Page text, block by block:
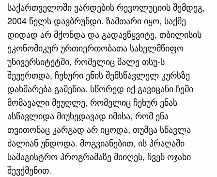
საქართველოში ვარდების რევოლუციის შემდეგ,
2004 წელს დავბრუნდი. ზამთარი იყო, საქმე
დიდად არ მქონდა და გადავწყვიტე, თბილისის
ეკონომიკურ ურთიერთობათა სახელმწიფო
უნივერსიტეტში, რომელიც მალე თსუ-ს
შეუერთდა, ჩეხური ენის შემსწავლელ კურსზე
დახმარება გამეწია. სწორედ იქ გავიცანი ჩემი
მომავალი მეუღლე, რომელიც ჩეხურ ენას
ასწავლიდა მიუხედავად იმისა, რომ ენა
თვითონაც კარგად არ იცოდა, თუმცა სწავლა
ძალიან უნდოდა. მოგვიანებით, ის პრაღაში
სამაგისტრო პროგრამაზე მიიღეს, ჩვენ ოჯახი
შევქმენით.